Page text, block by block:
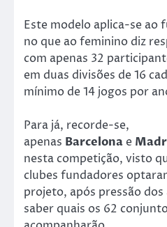
Este modelo aplica-se ao
no que ao feminino diz
com apenas 32
em duas divisões de 16
mínimo de 14 jogos por
Para já, recorde-se,
apenas Barcelona e
nesta competição, visto
clubes fundadores
projeto, após pressão
saber quais os 62